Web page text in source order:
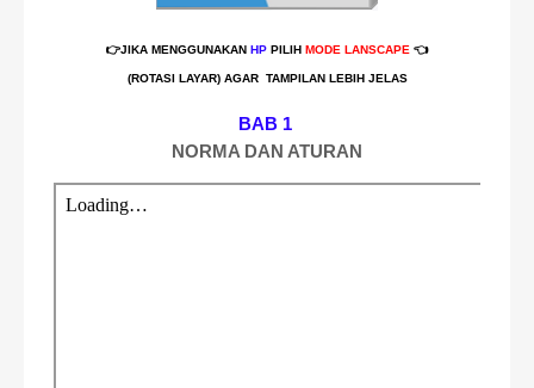
👉JIKA MENGGUNAKAN HP PILIH MODE LANSCAPE 👈
(ROTASI LAYAR) AGAR TAMPILAN LEBIH JELAS
BAB 1
NORMA DAN ATURAN